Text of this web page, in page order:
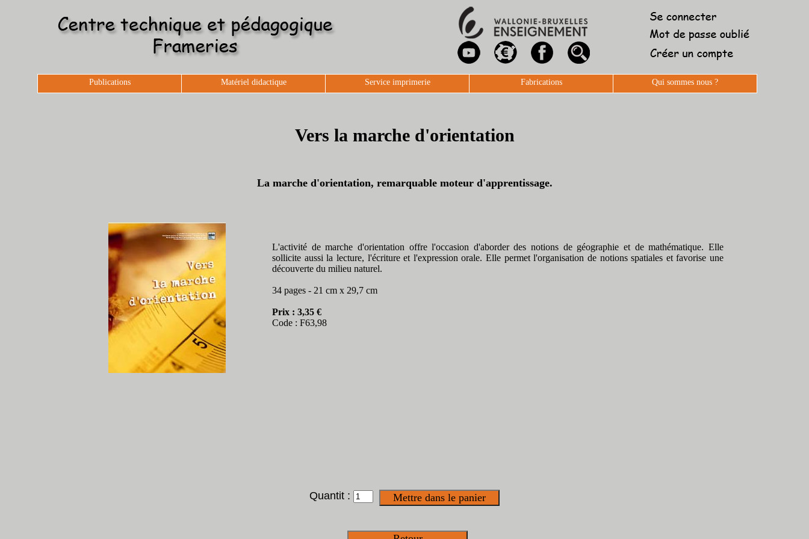
Publications Matériel didactique Service imprimerie Fabrications Qui sommes nous ?
Vers la marche d'orientation
La marche d'orientation, remarquable moteur d'apprentissage.
L'activité de marche d'orientation offre l'occasion d'aborder des notions de géographie et de mathématique. Elle
sollicite aussi la lecture, l'écriture et l'expression orale. Elle permet l'organisation de notions spatiales et favorise une
découverte du milieu naturel.
34 pages - 21 cm x 29,7 cm
Prix : 3,35 €
Code : F63,98
Quantit :